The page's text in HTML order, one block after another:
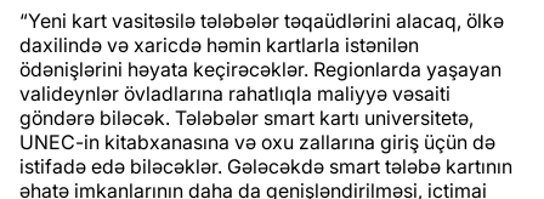
“Yeni kart vasitəsilə tələbələr təqaüdlərini alacaq, ölkə
daxilində və xaricdə həmin kartlarla istənilən
ödənişlərini həyata keçirəcəklər. Regionlarda yaşayan
valideynlər övladlarına rahatlıqla maliyyə vəsaiti
göndərə biləcək. Tələbələr smart kartı universitetə,
UNEC-in kitabxanasına və oxu zallarına giriş üçün də
istifadə edə biləcəklər. Gələcəkdə smart tələbə kartının
əhatə imkanlarının daha da genişləndirilməsi, ictimai